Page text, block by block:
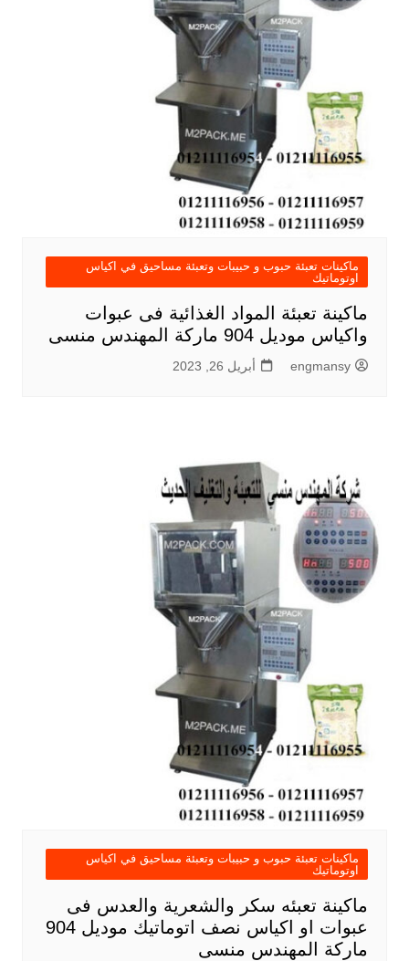
ماكينات تعبئة حبوب و حبيبات وتعبئة مساحيق في اكياس
اوتوماتيك
ماكينة تعبئة المواد الغذائية فى عبوات
واكياس موديل 904 ماركة المهندس منسى
engmansy أبريل 26, 2023
ماكينات تعبئة حبوب و حبيبات وتعبئة مساحيق في اكياس
اوتوماتيك
ماكينة تعبئه سكر والشعرية والعدس فى
عبوات او اكياس نصف اتوماتيك موديل 904
ماركة المهندس منسى